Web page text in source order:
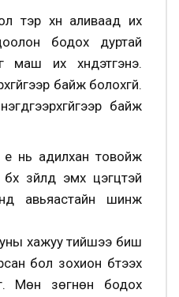
тэр хүн аливаад их
бодох дуртай
их хүндэтгэнэ.
байж болохгүй.
байж
нь адилхан товойж
зүйлд эмх цэгцтэй
авьяастайн шинж
хажуу тийшээ биш
бол зохион бүтээх
Мөн зөгнөн бодох